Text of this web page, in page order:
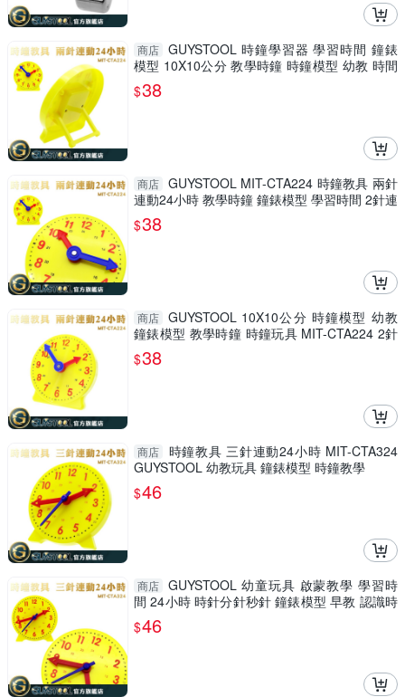
商店 GUYSTOOL 時鐘學習器 學習時間 鐘錶
模型 10X10公分 教學時鐘 時鐘模型 幼教 時間
觀念 教材
$38
商店 GUYSTOOL MIT-CTA224 時鐘教具 兩針
連動24小時 教學時鐘 鐘錶模型 學習時間 2針連
動 時鐘模型
$38
商店 GUYSTOOL 10X10公分 時鐘模型 幼教
鐘錶模型 教學時鐘 時鐘玩具 MIT-CTA224 2針
連動 教材
$38
商店
時鐘教具 三針連動24小時 MIT-CTA324
GUYSTOOL 幼教玩具 鐘錶模型 時鐘教學
$46
商店 GUYSTOOL 幼童玩具 啟蒙教學 學習時
間 24小時 時針分針秒針 鐘錶模型 早教 認識時
間 時鐘模型
$46